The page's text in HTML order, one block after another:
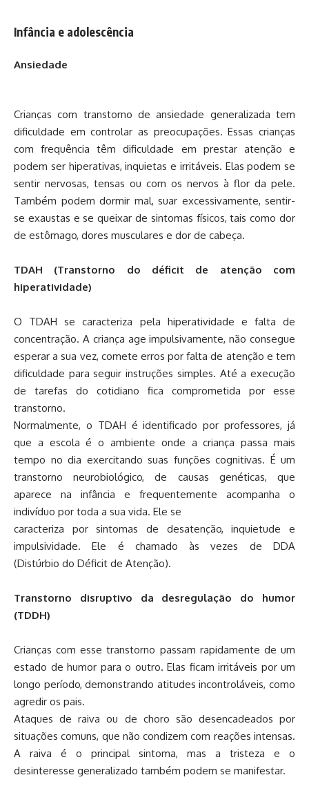
Infância e adolescência
Ansiedade
Crianças com transtorno de ansiedade generalizada tem
dificuldade em controlar as preocupações. Essas crianças
com frequência têm dificuldade em prestar atenção e
podem ser hiperativas, inquietas e irritáveis. Elas podem se
sentir nervosas, tensas ou com os nervos à flor da pele.
Também podem dormir mal, suar excessivamente, sentir-
se exaustas e se queixar de sintomas físicos, tais como dor
de estômago, dores musculares e dor de cabeça.
TDAH (Transtorno do déficit de atenção com
hiperatividade)
O TDAH se caracteriza pela hiperatividade e falta de
concentração. A criança age impulsivamente, não consegue
esperar a sua vez, comete erros por falta de atenção e tem
dificuldade para seguir instruções simples. Até a execução
de tarefas do cotidiano fica comprometida por esse
transtorno.
Normalmente, o TDAH é identificado por professores, já
que a escola é o ambiente onde a criança passa mais
tempo no dia exercitando suas funções cognitivas. É um
transtorno neurobiológico, de causas genéticas, que
aparece na infância e frequentemente acompanha o
indivíduo por toda a sua vida. Ele se
caracteriza por sintomas de desatenção, inquietude e
impulsividade. Ele é chamado às vezes de DDA
(Distúrbio do Déficit de Atenção).
Transtorno disruptivo da desregulação do humor
(TDDH)
Crianças com esse transtorno passam rapidamente de um
estado de humor para o outro. Elas ficam irritáveis por um
longo período, demonstrando atitudes incontroláveis, como
agredir os pais.
Ataques de raiva ou de choro são desencadeados por
situações comuns, que não condizem com reações intensas.
A raiva é o principal sintoma, mas a tristeza e o
desinteresse generalizado também podem se manifestar.